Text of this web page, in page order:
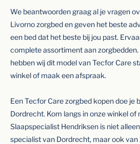
We beantwoorden graag al je vragen
Livorno zorgbed en geven het beste
een bed dat het beste bij jou past.
complete assortiment aan
hebben wij dit model van Tecfor Care
winkel of maak een afspraak.
Een Tecfor Care zorgbed kopen doe je
Dordrecht. Kom langs in onze winkel of
Slaapspecialist Hendriksen is niet
specialist van Dordrecht, maar ook van